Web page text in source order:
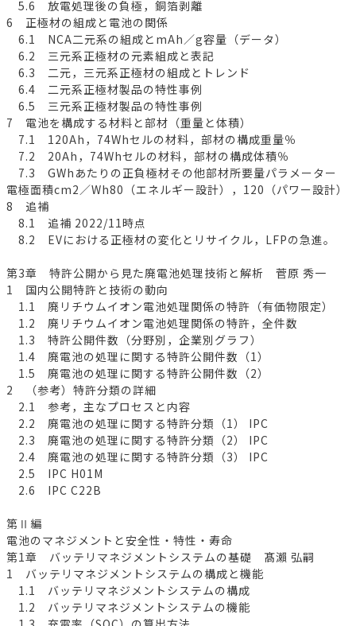
5.6 放電処理後の負極，銅箔剥離
6 正極材の組成と電池の関係
6.1 NCA二元系の組成とmAh／g容量（データ）
6.2 三元系正極材の元素組成と表記
6.3 二元，三元系正極材の組成とトレンド
6.4 二元系正極材製品の特性事例
6.5 三元系正極材製品の特性事例
7 電池を構成する材料と部材（重量と体積）
7.1 120Ah，74Whセルの材料，部材の構成重量％
7.2 20Ah，74Whセルの材料，部材の構成体積％
7.3 GWhあたりの正負極材その他部材所要量パラメーター
電極面積cm2／Wh80（エネルギー設計），120（パワー設計）
8 追補
8.1 追補 2022/11時点
8.2 EVにおける正極材の変化とリサイクル，LFPの急進。
第3章 特許公開から見た廃電池処理技術と解析 菅原 秀一
1 国内公開特許と技術の動向
1.1 廃リチウムイオン電池処理関係の特許（有価物限定）
1.2 廃リチウムイオン電池処理関係の特許，全件数
1.3 特許公開件数（分野別，企業別グラフ）
1.4 廃電池の処理に関する特許公開件数（1）
1.5 廃電池の処理に関する特許公開件数（2）
2 （参考）特許分類の詳細
2.1 参考，主なプロセスと内容
2.2 廃電池の処理に関する特許分類（1） IPC
2.3 廃電池の処理に関する特許分類（2） IPC
2.4 廃電池の処理に関する特許分類（3） IPC
2.5 IPC H01M
2.6 IPC C22B
第Ⅱ編
電池のマネジメントと安全性・特性・寿命
第1章 バッテリマネジメントシステムの基礎 髙瀨 弘嗣
1 バッテリマネジメントシステムの構成と機能
1.1 バッテリマネジメントシステムの構成
1.2 バッテリマネジメントシステムの機能